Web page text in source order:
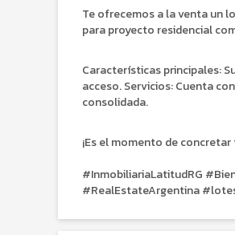
Te ofrecemos a la venta un
para proyecto residencial
Características principales:
acceso. Servicios: Cuenta
consolidada.
¡Es el momento de
#InmobiliariaLatitudRG
#RealEstateArgentina